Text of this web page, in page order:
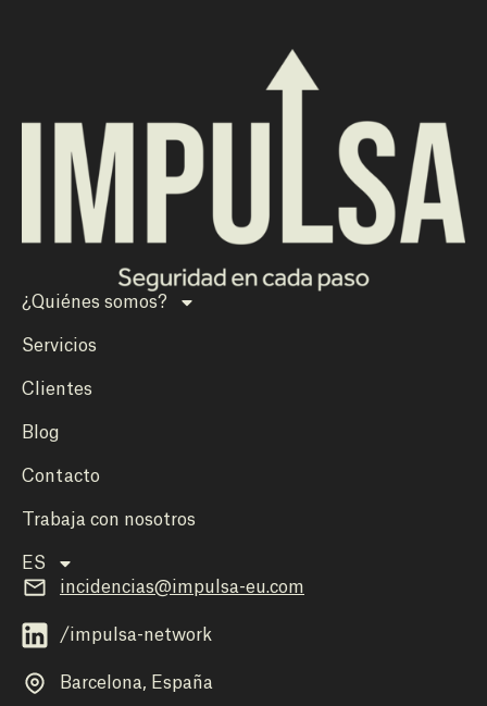
¿Quiénes somos?
Servicios
Clientes
Blog
Contacto
Trabaja con nosotros
ES
incidencias@impulsa-eu.com
/impulsa-network
Barcelona, España